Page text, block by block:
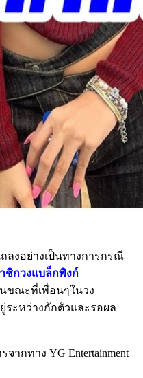
ถลงอย่างเป็นทางการกรณี
ชิกวงแบล็กพิงก์
ขณะที่เพื่อนๆในวง
ระหว่างกักตัวและรอผล
ากทาง YG Entertainment